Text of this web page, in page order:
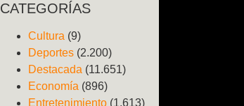
CATEGORÍAS
Cultura(9)
Deportes(2.200)
Destacada(11.651)
Economía(896)
Entretenimiento(1.613)